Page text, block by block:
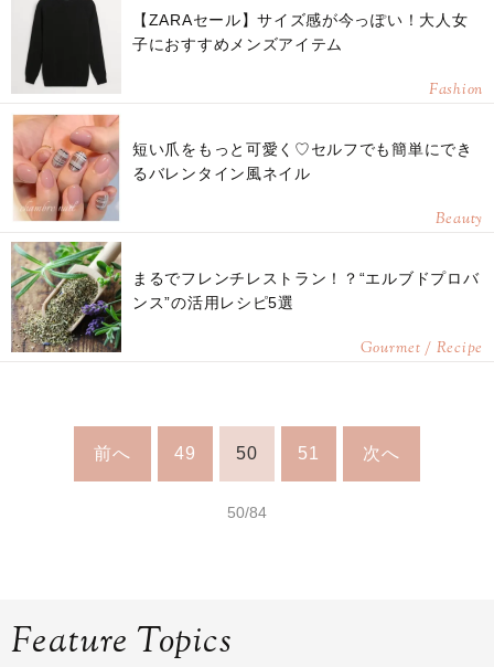
【ZARAセール】サイズ感が今っぽい！大人女
子におすすめメンズアイテム
Fashion
短い爪をもっと可愛く♡セルフでも簡単にでき
るバレンタイン風ネイル
Beauty
まるでフレンチレストラン！？“エルブドプロバ
ンス”の活用レシピ5選
Gourmet / Recipe
前へ 49 50 51 次へ
50/84
Feature Topics